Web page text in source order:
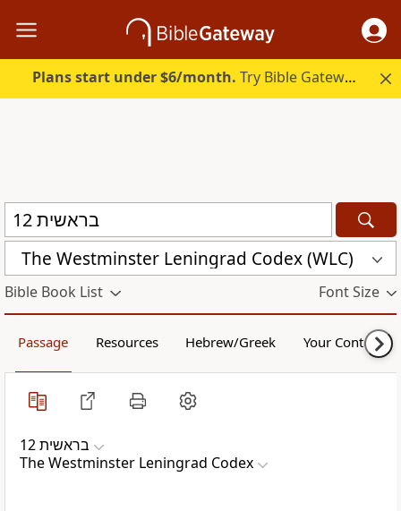
Plans start under $6/month. Try Bible Gateway Plus.
The Westminster Leningrad Codex (WLC)
Bible Book List Font Size
Passage Resources Hebrew/Greek Your Content
בראשית 12
The Westminster Leningrad Codex